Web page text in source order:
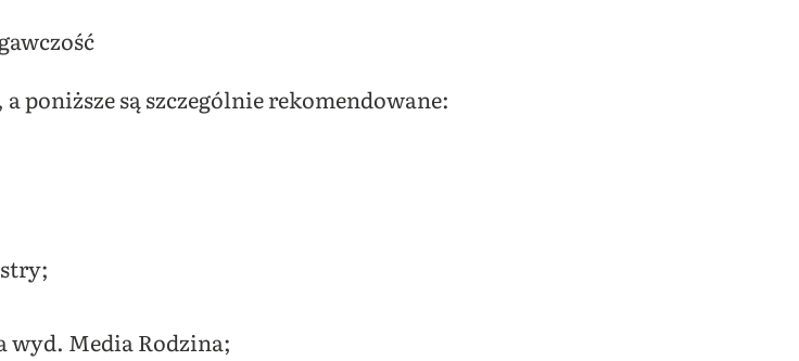
są szczególnie rekomendowane:
wyd. Media Rodzina;